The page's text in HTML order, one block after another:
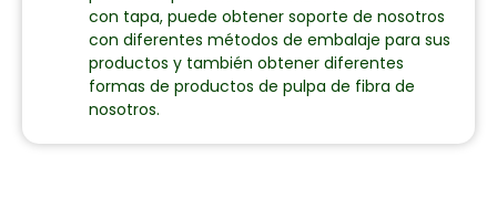
con tapa, puede obtener soporte de nosotros
con diferentes métodos de embalaje para sus
productos y también obtener diferentes
formas de productos de pulpa de fibra de
nosotros.